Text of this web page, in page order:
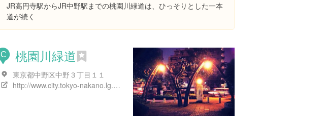
JR高円寺駅からJR中野駅までの桃園川緑道は、ひっそりとした一本
道が続く
C 桃園川緑道
東京都中野区中野３丁目１１
http://www.city.tokyo-nakano.lg.jp/dept/503000/d005285.html